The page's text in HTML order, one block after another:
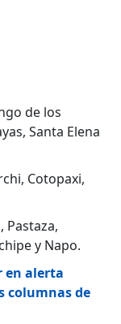
de los
Santa Elena
Cotopaxi,
Pastaza,
y Napo.
en alerta
columnas de